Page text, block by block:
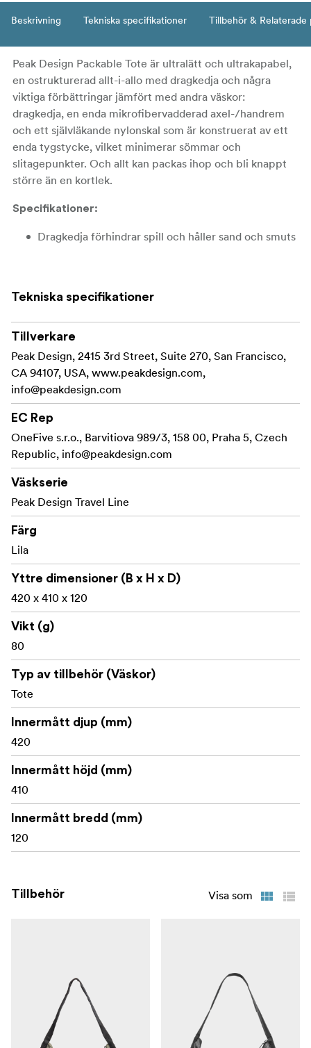
Beskrivning Tekniska specifikationer Tillbehör & Relaterade
Peak Design Packable Tote är ultralätt och ultrakapabel,
en ostrukturerad allt-i-allo med dragkedja och några
viktiga förbättringar jämfört med andra väskor:
dragkedja, en enda mikrofibervadderad axel-/handrem
och ett självläkande nylonskal som är konstruerat av ett
enda tygstycke, vilket minimerar sömmar och
slitagepunkter. Och allt kan packas ihop och bli knappt
större än en kortlek.
Specifikationer:
Dragkedja förhindrar spill och håller sand och smuts
och stuva
Kraftig #5 UltraZip tål årtionden av användning tack
vare egenutvecklad nötningsbeständig tråd
Skal av 100 % återvunnen rivbeständig 70D
nylon/polyester som kan självläka små skador
Vattentålig beläggning på skalet
Tekniska specifikationer
Tillverkare
Peak Design, 2415 3rd Street, Suite 270, San Francisco,
CA 94107, USA, www.peakdesign.com,
info@peakdesign.com
EC Rep
OneFive s.r.o., Barvitiova 989/3, 158 00, Praha 5, Czech
Republic, info@peakdesign.com
Väskserie
Peak Design Travel Line
Färg
Lila
Yttre dimensioner (B x H x D)
420 x 410 x 120
Vikt (g)
80
Typ av tillbehör (Väskor)
Tote
Innermått djup (mm)
420
Innermått höjd (mm)
410
Innermått bredd (mm)
120
Tillbehör Visa som